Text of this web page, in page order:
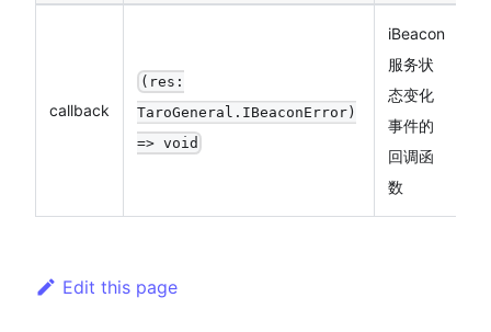
callback
(res:
TaroGeneral.IBeaconError)
=> void
iBeacon
服务状
态变化
事件的
回调函
数
Edit this page